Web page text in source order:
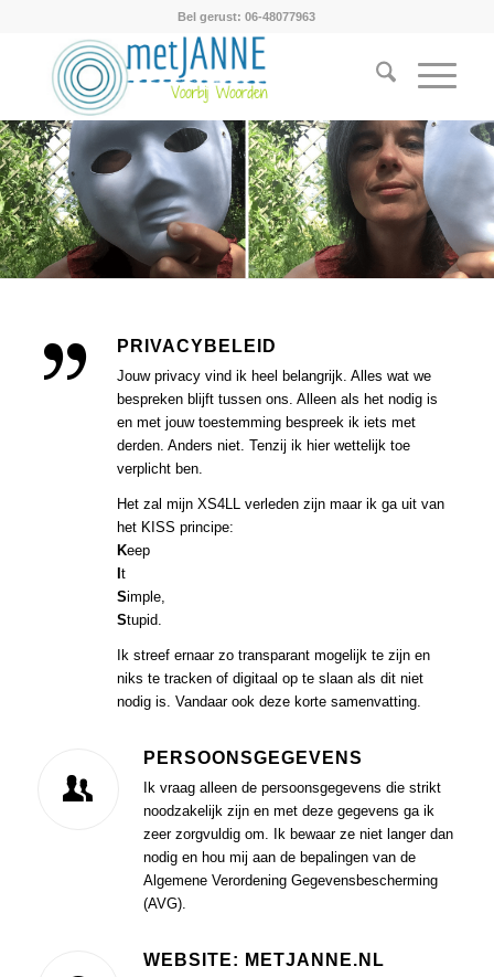
Bel gerust: 06-48077963
PRIVACYBELEID
Jouw privacy vind ik heel belangrijk. Alles wat we
bespreken blijft tussen ons. Alleen als het nodig is
en met jouw toestemming bespreek ik iets met
derden. Anders niet. Tenzij ik hier wettelijk toe
verplicht ben.
Het zal mijn XS4LL verleden zijn maar ik ga uit van
het KISS principe:
Keep
t
Simple,
Stupid.
Ik streef ernaar zo transparant mogelijk te zijn en
niks te tracken of digitaal op te slaan als dit niet
nodig is. Vandaar ook deze korte samenvatting.
PERSOONSGEGEVENS
Ik vraag alleen de persoonsgegevens die strikt
noodzakelijk zijn en met deze gegevens ga ik
zeer zorgvuldig om. Ik bewaar ze niet langer dan
nodig en hou mij aan de bepalingen van de
Algemene Verordening Gegevensbescherming
(AVG).
WEBSITE: METJANNE.NL